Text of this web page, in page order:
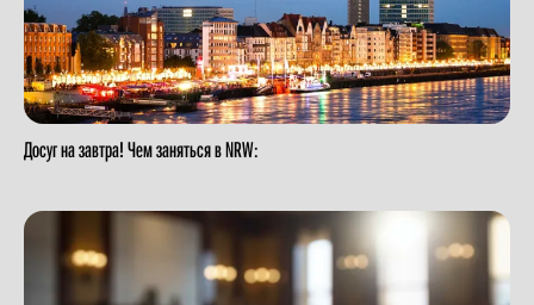
Досуг на завтра! Чем заняться в NRW: